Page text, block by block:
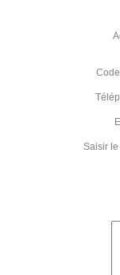
Saisir